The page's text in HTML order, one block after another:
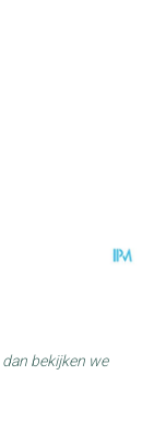
bekijken we